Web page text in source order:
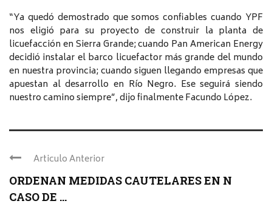
“Ya quedó demostrado que somos confiables cuando YPF
nos eligió para su proyecto de construir la planta de
licuefacción en Sierra Grande; cuando Pan American Energy
decidió instalar el barco licuefactor más grande del mundo
en nuestra provincia; cuando siguen llegando empresas que
apuestan al desarrollo en Río Negro. Ese seguirá siendo
nuestro camino siempre”, dijo finalmente Facundo López.
Articulo Anterior
ORDENAN MEDIDAS CAUTELARES EN N
CASO DE ...